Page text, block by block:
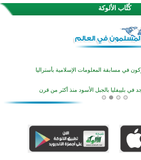
كُتَّاب الألوكة
في بنغلاديش بمشاركة 3000 متسابق
بميلاد مسجد جديد في أجواء إيمانية مميزة
للمسلمين في بينزا وساراتوف وموردوفيا هذا العام